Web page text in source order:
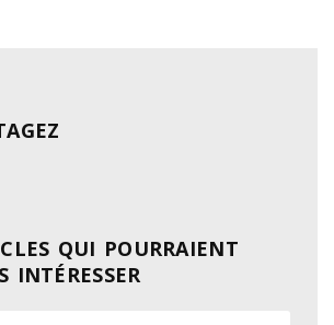
QUI POURRAIENT
INTÉRESSER